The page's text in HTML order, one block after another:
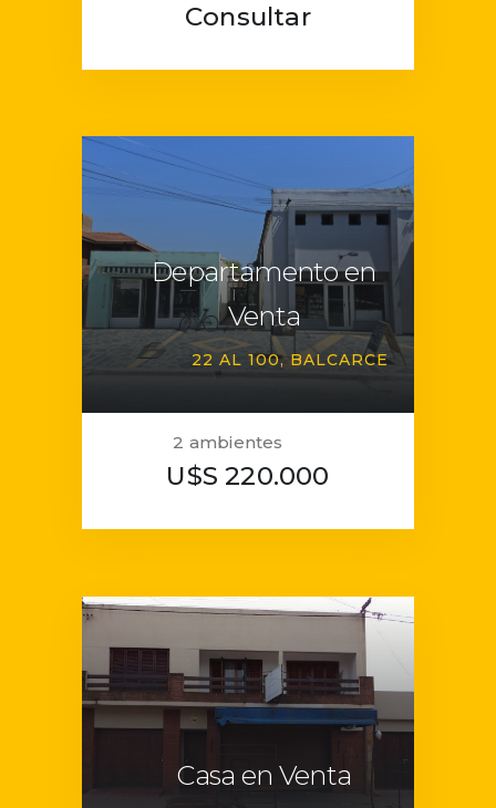
Consultar
Departamento en
Venta
22 AL 100 BALCARCE
2 ambientes
U$S 220.000
Casa en Venta